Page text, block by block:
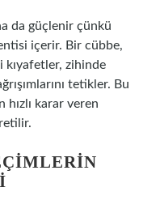
da güçlenir çünkü
içerir. Bir cübbe,
kıyafetler, zihinde
tetikler. Bu
hızlı karar veren